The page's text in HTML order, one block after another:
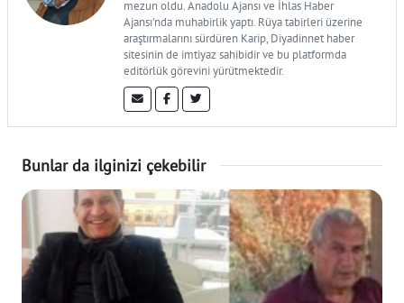
mezun oldu. Anadolu Ajansı ve İhlas Haber
Ajansı'nda muhabirlik yaptı. Rüya tabirleri üzerine
araştırmalarını sürdüren Karip, Diyadinnet haber
sitesinin de imtiyaz sahibidir ve bu platformda
editörlük görevini yürütmektedir.
Bunlar da ilginizi çekebilir